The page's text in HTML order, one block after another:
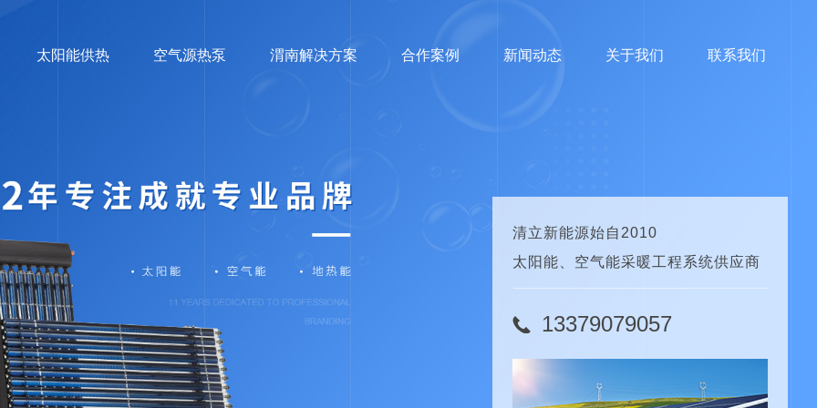
太阳能供热 空气源热泵 渭南解决方案 合作案例 新闻动态 关于我们 联系我们
清立新能源始自2010
太阳能、空气能采暖工程系统供应商
13379079057